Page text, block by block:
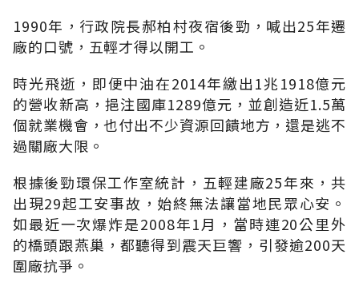
1990年，行政院長郝柏村夜宿後勁，喊出25年遷
廠的口號，五輕才得以開工。
時光飛逝，即便中油在2014年繳出1兆1918億元
的營收新高，挹注國庫1289億元，並創造近1.5萬
個就業機會，也付出不少資源回饋地方，還是逃不
過關廠大限。
根據後勁環保工作室統計，五輕建廠25年來，共
出現29起工安事故，始終無法讓當地民眾心安。
如最近一次爆炸是2008年1月，當時連20公里外
的橋頭跟燕巢，都聽得到震天巨響，引發逾200天
圍廠抗爭。